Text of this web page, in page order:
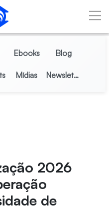
Ebooks Blog
Mídias Newsletter
2026
de